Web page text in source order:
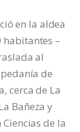
en la aldea
habitantes –
al
de
cerca de La
Bañeza y
de la